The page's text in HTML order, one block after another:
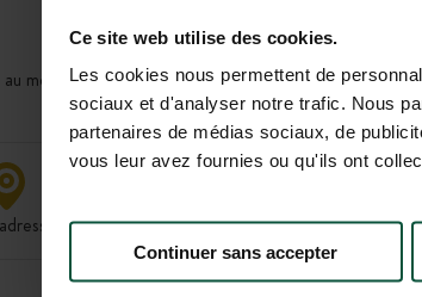
Ce site web utilise des cookies.
Les cookies nous permettent de
sociaux et d'analyser notre trafic. Nous
partenaires de médias sociaux, de
vous leur avez fournies ou qu'ils ont
Continuer sans accepter
Intimité
au monde, le rêve des vanlifer
exacte vous sera communiquée après la